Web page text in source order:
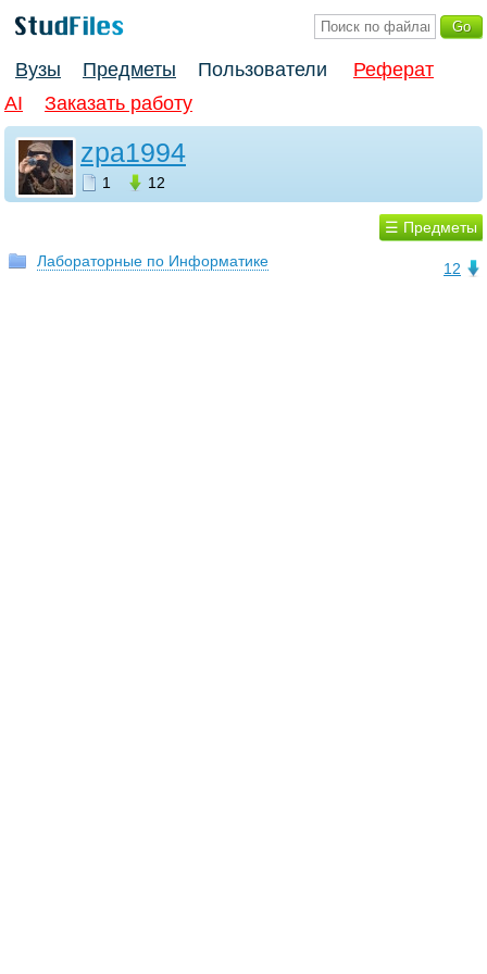
Вузы Предметы Пользователи
Реферат
AI
Заказать работу
zpa1994
1 12
☰ Предметы
12
Лабораторные по Информатике